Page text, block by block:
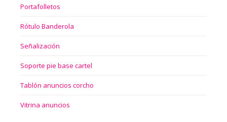
Portafolletos
Rótulo Banderola
Señalización
Soporte pie base cartel
Tablón anuncios corcho
Vitrina anuncios